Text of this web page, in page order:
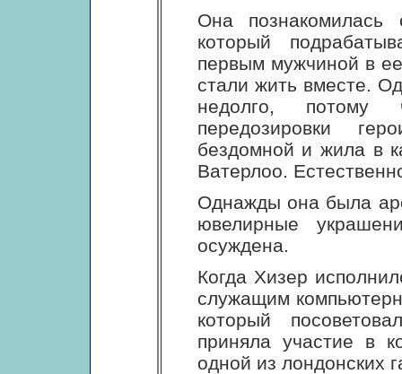
Она
который
первым мужчиной в
стали жить вместе.
недолго,
передозировки
бездомной и жила в
Ватерлоо.
Однажды она была
ювелирные
осуждена.
Когда Хизер
служащим
который
приняла участие в
одной из лондонских